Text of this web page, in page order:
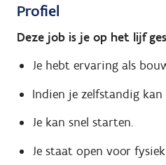
Profiel
Deze job is je op het lijf
Je hebt ervaring als
Indien je zelfstandig
Je kan snel starten.
Je staat open voor